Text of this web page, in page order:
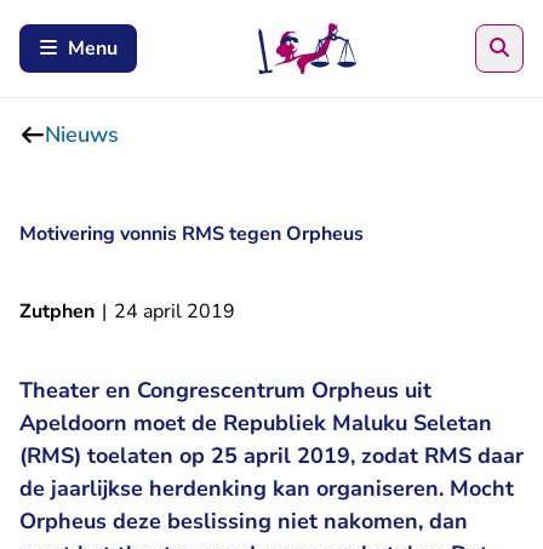
Menu
Nieuws
Motivering vonnis RMS tegen Orpheus
Zutphen | 24 april 2019
Theater en Congrescentrum Orpheus uit
Apeldoorn moet de Republiek Maluku Seletan
(RMS) toelaten op 25 april 2019, zodat RMS daar
de jaarlijkse herdenking kan organiseren. Mocht
Orpheus deze beslissing niet nakomen, dan